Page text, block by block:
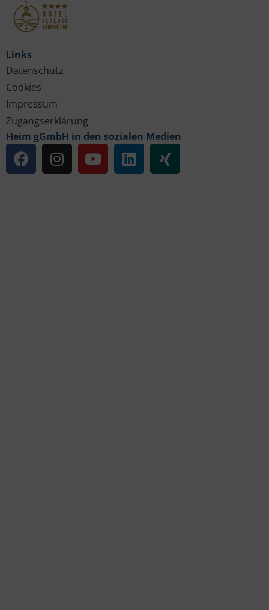
Links
Datenschutz
Cookies
Impressum
Zugangserklärung
Heim gGmbH in den sozialen Medien